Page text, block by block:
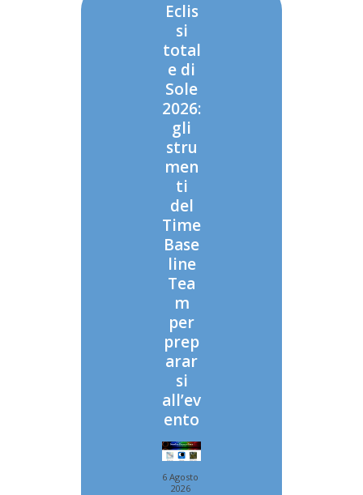
Eclis
si
total
e di
Sole
2026:
gli
stru
men
ti
del
Time
Base
line
Tea
m
per
prep
arar
si
all’ev
ento
6 Agosto
2026